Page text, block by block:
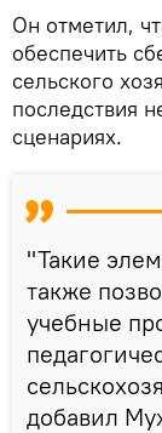
Он отметил,
обеспечить
сельского
последствия
сценариях.
"Такие
также
учебные
добавил